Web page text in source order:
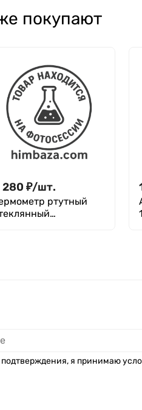
покупают
280 ₽/шт.
ртутный
я принимаю